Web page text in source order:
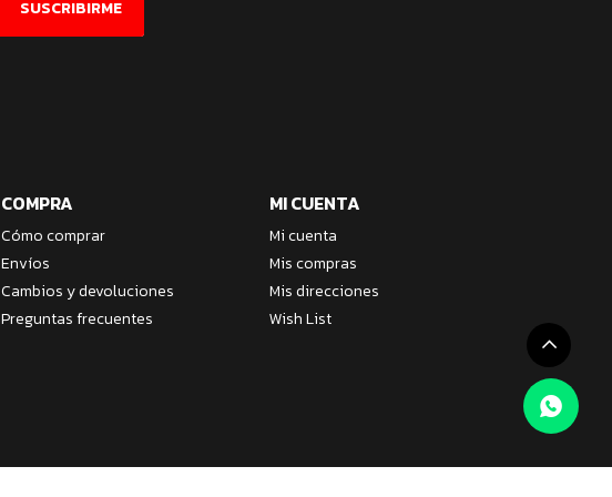
COMPRA
Cómo comprar
Envíos
Cambios y devoluciones
Preguntas frecuentes
MI CUENTA
Mi cuenta
Mis compras
Mis direcciones
Wish List
SUSCRIBIRME